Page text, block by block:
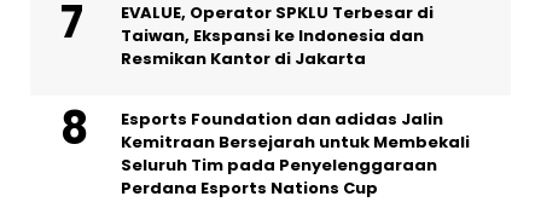
EVALUE, Operator SPKLU Terbesar di
Taiwan, Ekspansi ke Indonesia dan
Resmikan Kantor di Jakarta
Esports Foundation dan adidas Jalin
Kemitraan Bersejarah untuk Membekali
Seluruh Tim pada Penyelenggaraan
Perdana Esports Nations Cup